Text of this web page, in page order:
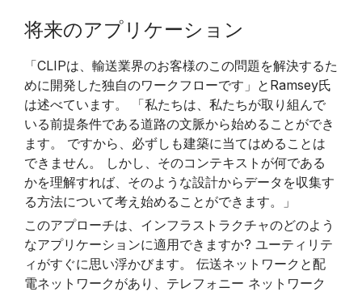
将来のアプリケーション
「CLIPは、輸送業界のお客様のこの問題を解決するた
めに開発した独自のワークフローです」とRamsey氏
は述べています。 「私たちは、私たちが取り組んで
いる前提条件である道路の文脈から始めることができ
ます。 ですから、必ずしも建築に当てはめることは
できません。 しかし、そのコンテキストが何である
かを理解すれば、そのような設計からデータを収集す
る方法について考え始めることができます。」
このアプローチは、インフラストラクチャのどのよう
なアプリケーションに適用できますか? ユーティリテ
ィがすぐに思い浮かびます。 伝送ネットワークと配
電ネットワークがあり、テレフォニー ネットワーク